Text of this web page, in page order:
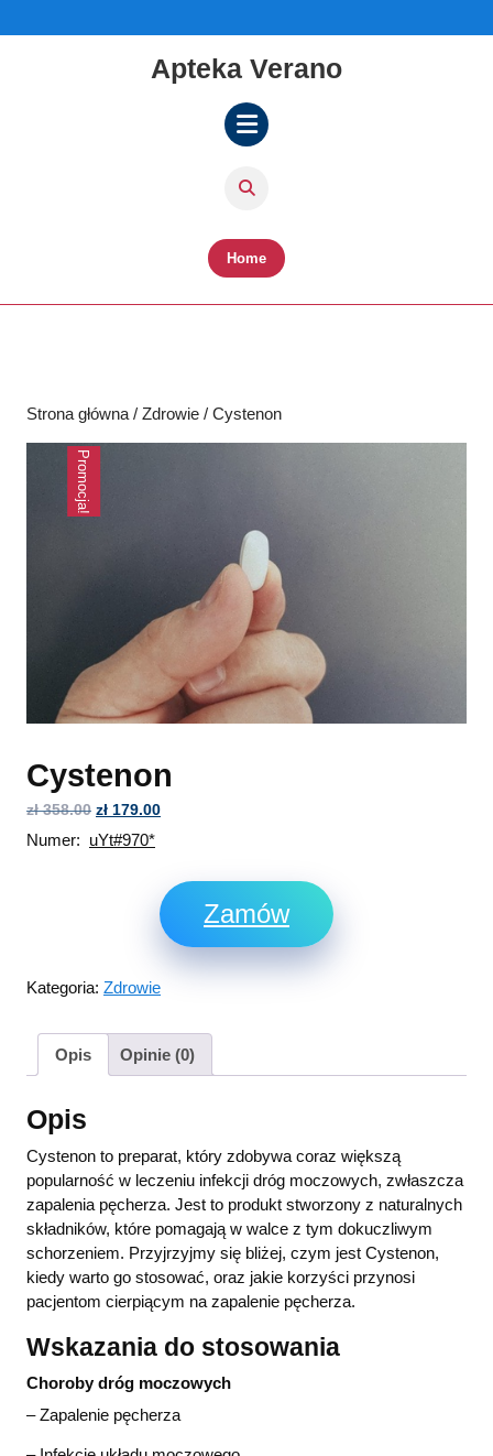
to
Apteka Verano
Button
Home
Strona główna / Zdrowie / Cystenon
Promocja!
Cystenon
zł358.00 zł 179.00
Numer: uYt#970*
Zamów
Kategoria: Zdrowie
Opis Opinie (0)
Opis
Cystenon to preparat, który zdobywa coraz większą
popularność w leczeniu infekcji dróg moczowych, zwłaszcza
zapalenia pęcherza. Jest to produkt stworzony z naturalnych
składników, które pomagają w walce z tym dokuczliwym
schorzeniem. Przyjrzyjmy się bliżej, czym jest Cystenon,
kiedy warto go stosować, oraz jakie korzyści przynosi
pacjentom cierpiącym na zapalenie pęcherza.
Wskazania do stosowania
Choroby dróg moczowych
– Zapalenie pęcherza